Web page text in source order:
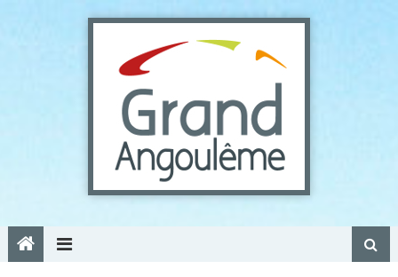
Panneau de gestion des cookies